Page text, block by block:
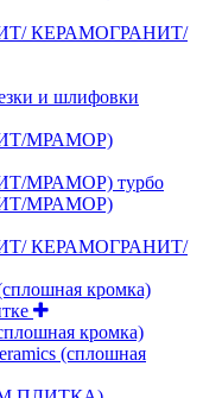
КЕРАМОГРАНИТ/
и шлифовки
МРАМОР)
МРАМОР) турбо
МРАМОР)
КЕРАМОГРАНИТ/
кромка)
кромка)
(сплошная